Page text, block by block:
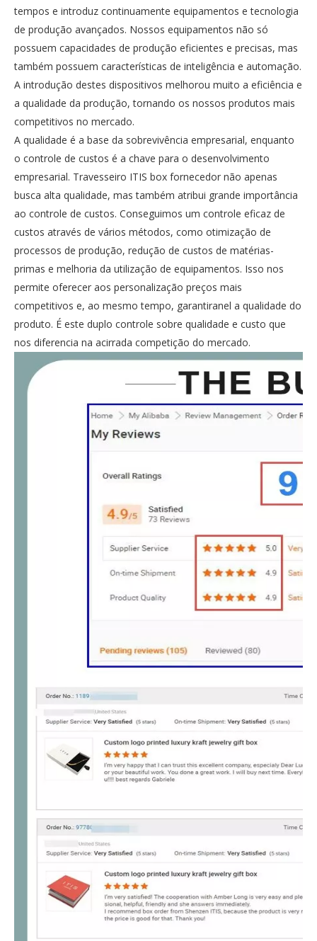
tempos e introduz continuamente equipamentos e tecnologia
de produção avançados. Nossos equipamentos não só
possuem capacidades de produção eficientes e precisas, mas
também possuem características de inteligência e automação.
A introdução destes dispositivos melhorou muito a eficiência e
a qualidade da produção, tornando os nossos produtos mais
competitivos no mercado.
A qualidade é a base da sobrevivência empresarial, enquanto
o controle de custos é a chave para o desenvolvimento
empresarial. Travesseiro ITIS box fornecedor não apenas
busca alta qualidade, mas também atribui grande importância
ao controle de custos. Conseguimos um controle eficaz de
custos através de vários métodos, como otimização de
processos de produção, redução de custos de matérias-
primas e melhoria da utilização de equipamentos. Isso nos
permite oferecer aos personalização preços mais
competitivos e, ao mesmo tempo, garantiranel a qualidade do
produto. É este duplo controle sobre qualidade e custo que
nos diferencia na acirrada competição do mercado.